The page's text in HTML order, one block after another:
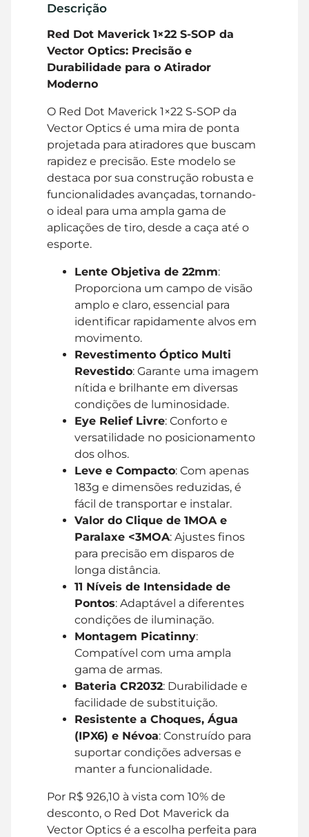
Descrição
Red Dot Maverick 1×22 S-SOP da
Vector Optics: Precisão e
Durabilidade para o Atirador
Moderno
O Red Dot Maverick 1×22 S-SOP da
Vector Optics é uma mira de ponta
projetada para atiradores que buscam
rapidez e precisão. Este modelo se
destaca por sua construção robusta e
funcionalidades avançadas, tornando-
o ideal para uma ampla gama de
aplicações de tiro, desde a caça até o
esporte.
Lente Objetiva de 22mm:
Proporciona um campo de visão
amplo e claro, essencial para
identificar rapidamente alvos em
movimento.
Revestimento Óptico Multi
Revestido: Garante uma imagem
nítida e brilhante em diversas
condições de luminosidade.
Eye Relief Livre: Conforto e
versatilidade no posicionamento
dos olhos.
Leve e Compacto: Com apenas
183g e dimensões reduzidas, é
fácil de transportar e instalar.
Valor do Clique de 1MOA e
Paralaxe <3MOA: Ajustes finos
para precisão em disparos de
longa distância.
11 Níveis de Intensidade de
Pontos: Adaptável a diferentes
condições de iluminação.
Montagem Picatinny:
Compatível com uma ampla
gama de armas.
Bateria CR2032: Durabilidade e
facilidade de substituição.
Resistente a Choques, Água
(IPX6) e Névoa: Construído para
suportar condições adversas e
manter a funcionalidade.
Por R$ 926,10 à vista com 10% de
desconto, o Red Dot Maverick da
Vector Optics é a escolha perfeita para